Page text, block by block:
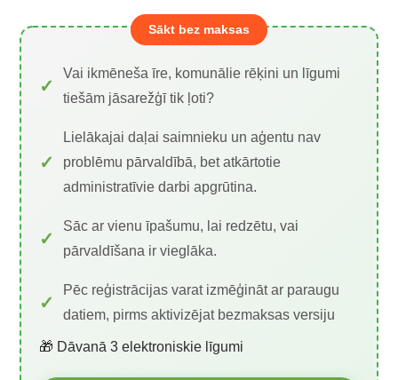
Sākt bez maksas
Vai ikmēneša īre, komunālie rēķini un līgumi
tiešām jāsarežģī tik ļoti?
Lielākajai daļai saimnieku un aģentu nav
problēmu pārvaldībā, bet atkārtotie
administratīvie darbi apgrūtina.
Sāc ar vienu īpašumu, lai redzētu, vai
pārvaldīšana ir vieglāka.
Pēc reģistrācijas varat izmēģināt ar paraugu
datiem, pirms aktivizējat bezmaksas versiju
🎁 Dāvanā 3 elektroniskie līgumi